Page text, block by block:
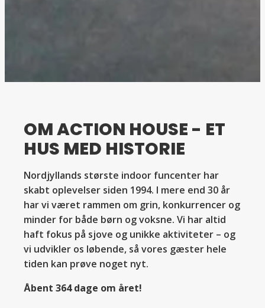
OM ACTION HOUSE - ET
HUS MED HISTORIE
Nordjyllands største indoor funcenter har
skabt oplevelser siden 1994. I mere end 30 år
har vi været rammen om grin, konkurrencer og
minder for både børn og voksne. Vi har altid
haft fokus på sjove og unikke aktiviteter – og
vi udvikler os løbende, så vores gæster hele
tiden kan prøve noget nyt.
Åbent 364 dage om året!